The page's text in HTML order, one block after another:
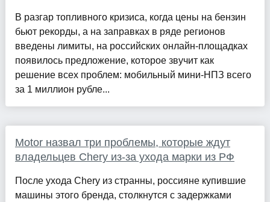
В разгар топливного кризиса, когда цены на бензин
бьют рекорды, а на заправках в ряде регионов
введены лимиты, на российских онлайн-площадках
появилось предложение, которое звучит как
решение всех проблем: мобильный мини-НПЗ всего
за 1 миллион рубле...
Motor назвал три проблемы, которые ждут
владельцев Chery из-за ухода марки из РФ
После ухода Chery из странны, россияне купившие
машины этого бренда, столкнутся с задержками